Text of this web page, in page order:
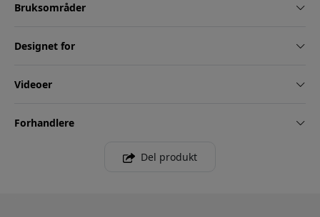
Bruksområder
Designet for
Videoer
Forhandlere
Del produkt